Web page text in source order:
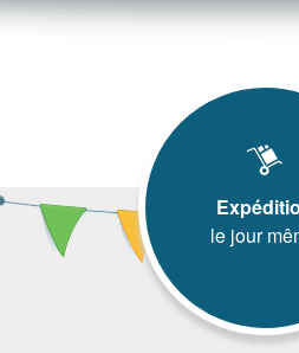
le jour